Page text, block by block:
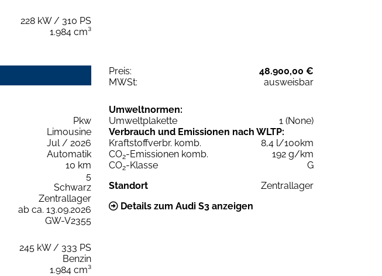
228 kW / 310 PS
1.984 cm³
Preis:
48.900,00 €
MWSt:
ausweisbar
Pkw
Limousine
Jul / 2026
Automatik
10 km
5
Schwarz
Zentrallager
ab ca. 13.09.2026
GW-V2355
245 kW / 333 PS
Benzin
1.984 cm³
Umweltnormen:
Umweltplakette
1 (None)
Verbrauch und Emissionen nach WLTP:
Kraftstoffverbr. komb.
8,4 l/100km
CO2-Emissionen komb.
192 g/km
CO2-Klasse
G
Standort
Zentrallager
Details zum Audi S3 anzeigen